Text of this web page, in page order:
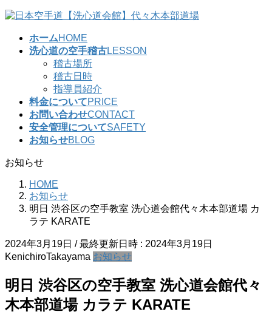
コ
ナ
ホームHOME
洗心道の空手稽古LESSON
稽古場所
稽古日時
指導員紹介
料金についてPRICE
お問い合わせCONTACT
安全管理についてSAFETY
お知らせBLOG
お知らせ
HOME
お知らせ
明日 渋谷区の空手教室 洗心道会館代々木本部道場 カ
ラテ KARATE
2024年3月19日 / 最終更新日時 : 2024年3月19日
KenichiroTakayama お知らせ
明日 渋谷区の空手教室 洗心道会館代々
木本部道場 カラテ KARATE